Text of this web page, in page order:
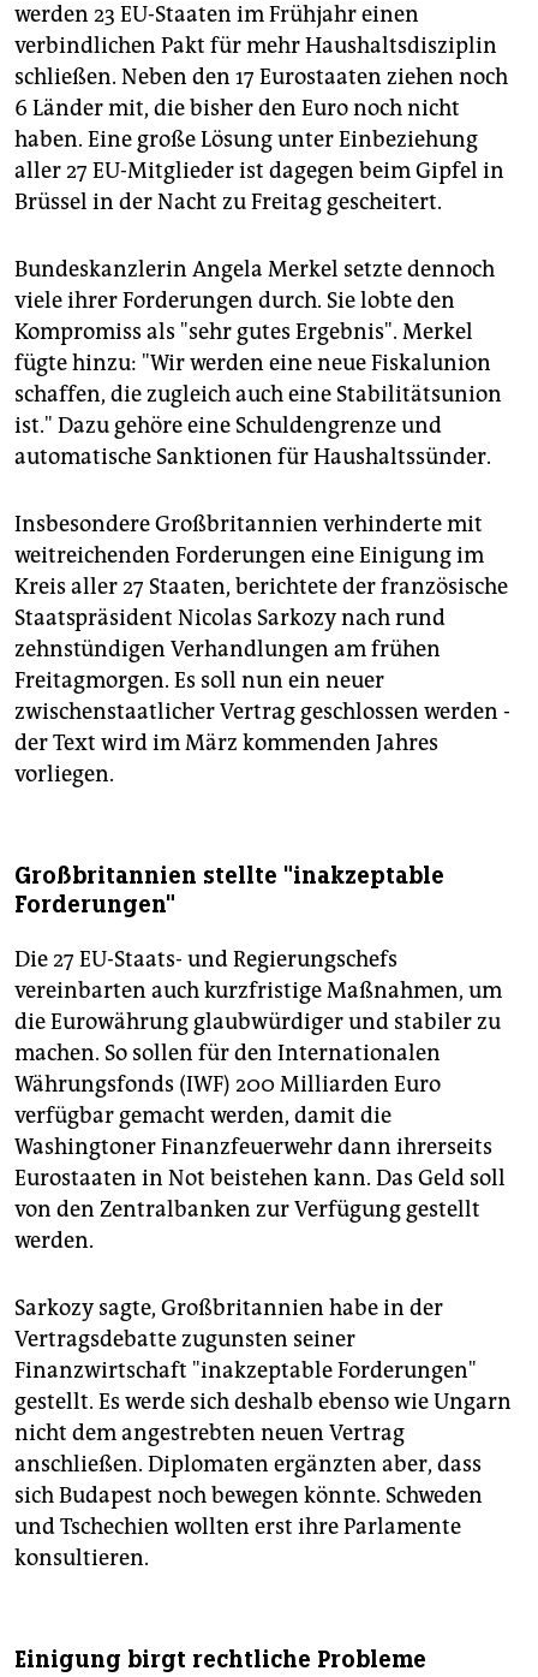
unterstützen
abo
genossenschaft
epaper login
werden 23 EU-Staaten im Frühjahr einen
verbindlichen Pakt für mehr Haushaltsdisziplin
schließen. Neben den 17 Eurostaaten ziehen noch
6 Länder mit, die bisher den Euro noch nicht
haben. Eine große Lösung unter Einbeziehung
aller 27 EU-Mitglieder ist dagegen beim Gipfel in
Brüssel in der Nacht zu Freitag gescheitert.
Bundeskanzlerin Angela Merkel setzte dennoch
viele ihrer Forderungen durch. Sie lobte den
Kompromiss als "sehr gutes Ergebnis". Merkel
fügte hinzu: "Wir werden eine neue Fiskalunion
schaffen, die zugleich auch eine Stabilitätsunion
ist." Dazu gehöre eine Schuldengrenze und
automatische Sanktionen für Haushaltssünder.
Insbesondere Großbritannien verhinderte mit
weitreichenden Forderungen eine Einigung im
Kreis aller 27 Staaten, berichtete der französische
Staatspräsident Nicolas Sarkozy nach rund
zehnstündigen Verhandlungen am frühen
Freitagmorgen. Es soll nun ein neuer
zwischenstaatlicher Vertrag geschlossen werden -
der Text wird im März kommenden Jahres
vorliegen.
Großbritannien stellte "inakzeptable
Forderungen"
Die 27 EU-Staats- und Regierungschefs
vereinbarten auch kurzfristige Maßnahmen, um
die Eurowährung glaubwürdiger und stabiler zu
machen. So sollen für den Internationalen
Währungsfonds (IWF) 200 Milliarden Euro
verfügbar gemacht werden, damit die
Washingtoner Finanzfeuerwehr dann ihrerseits
Eurostaaten in Not beistehen kann. Das Geld soll
von den Zentralbanken zur Verfügung gestellt
werden.
Sarkozy sagte, Großbritannien habe in der
Vertragsdebatte zugunsten seiner
Finanzwirtschaft "inakzeptable Forderungen"
gestellt. Es werde sich deshalb ebenso wie Ungarn
nicht dem angestrebten neuen Vertrag
anschließen. Diplomaten ergänzten aber, dass
sich Budapest noch bewegen könnte. Schweden
und Tschechien wollten erst ihre Parlamente
konsultieren.
Einigung birgt rechtliche Probleme